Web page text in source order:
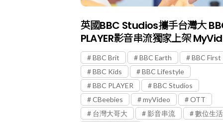
英國BBC Studios攜手台灣大
PLAYER影音串流獨家上架
BBC Brit BBC Earth
BBC First
BBC Kids
BBC Lifestyle
BBC PLAYER
BBC Studios
CBeebies
myVideo
OTT
台灣大哥大
影音串流
數位生活